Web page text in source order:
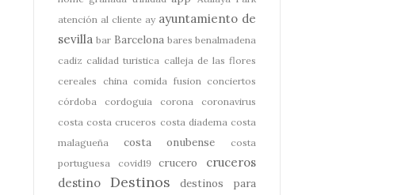
atención al cliente ay ayuntamiento de
sevilla bar Barcelona bares benalmadena
cadiz calidad turistica calleja de las flores
cereales
china comida fusion conciertos
córdoba
cordoguia corona
coronavirus
costa costa cruceros costa diadema costa
malagueña
costa onubense
costa
portuguesa
covid19 crucero
cruceros
destino
Destinos
destinos para